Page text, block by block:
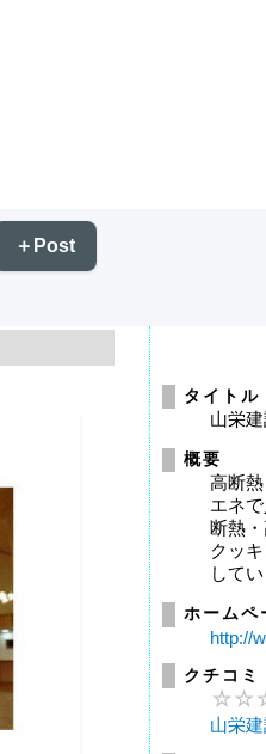
＋Post
タイトル
山栄
概要
高断
エネ
断熱
クッ
してい
ホームペ
http://
クチコミ
山栄